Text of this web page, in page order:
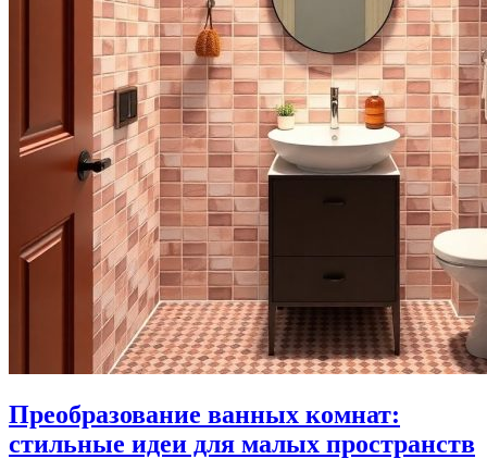
Преобразование ванных комнат:
стильные идеи для малых пространств